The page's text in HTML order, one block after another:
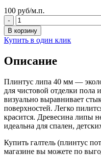
100 руб/м.п.
В корзину
Купить в один клик
Описание
Плинтус липа 40 мм —
для чистовой отделки пола
визуально выравнивает
поверхностей. Легко
красится. Древесина липы
идеальна для спален,
Купить галтель (плинтус
магазине вы можете по